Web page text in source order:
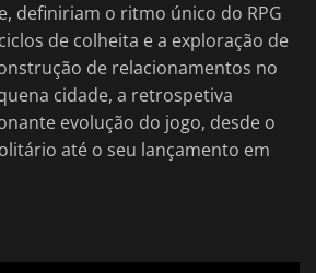
definiriam o ritmo único do RPG
de colheita e a exploração de
de relacionamentos no
cidade, a retrospetiva
evolução do jogo, desde o
até o seu lançamento em